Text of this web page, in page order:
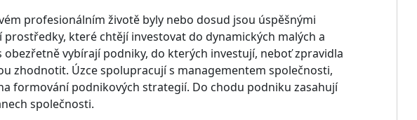
profesionálním životě byly nebo dosud jsou úspěšnými
které chtějí investovat do dynamických malých a
vybírají podniky, do kterých investují, neboť zpravidla
zhodnotit. Úzce spolupracují s managementem společnosti,
formování podnikových strategií. Do chodu podniku zasahují
společnosti.